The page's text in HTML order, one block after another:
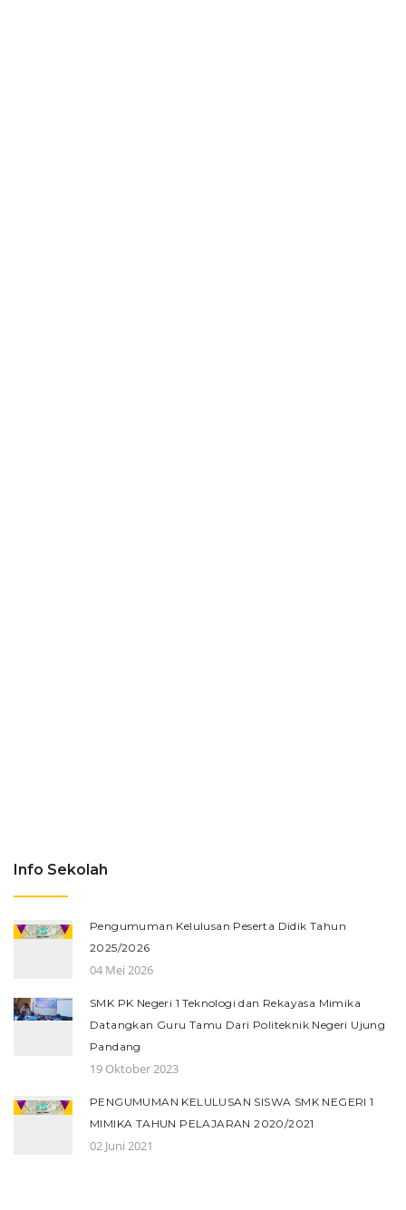
Info Sekolah
Pengumuman Kelulusan Peserta Didik Tahun
2025/2026
04 Mei 2026
SMK PK Negeri 1 Teknologi dan Rekayasa Mimika
Datangkan Guru Tamu Dari Politeknik Negeri Ujung
Pandang
19 Oktober 2023
PENGUMUMAN KELULUSAN SISWA SMK NEGERI 1
MIMIKA TAHUN PELAJARAN 2020/2021
02 Juni 2021